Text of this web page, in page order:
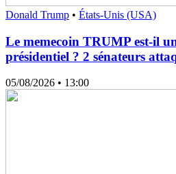
Donald Trump • États-Unis (USA)
Le memecoin TRUMP est-il
présidentiel ? 2 sénateurs
05/08/2026 • 13:00